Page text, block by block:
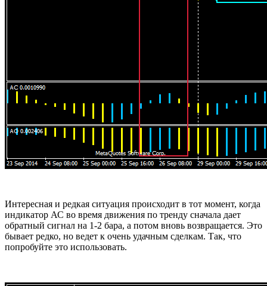
Интересная и редкая ситуация происходит в тот момент, когда
индикатор АС во время движения по тренду сначала дает
обратный сигнал на 1-2 бара, а потом вновь возвращается. Это
бывает редко, но ведет к очень удачным сделкам. Так, что
попробуйте это использовать.